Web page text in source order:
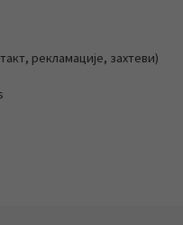
рекламације, захтеви)